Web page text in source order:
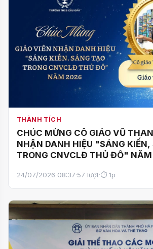
THÀNH TÍCH
CHÚC MỪNG CÔ GIÁO VŨ
NHẬN DANH HIỆU "SÁNG
TRONG CNVCLĐ THỦ ĐÔ"
24/07/2026 08:37·57 lượt·⏱ 1p